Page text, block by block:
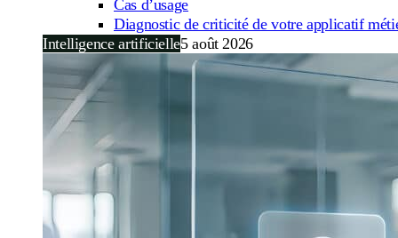
Cas d’usage
Diagnostic de criticité de votre applicatif
Intelligence artificielle5 août 2026